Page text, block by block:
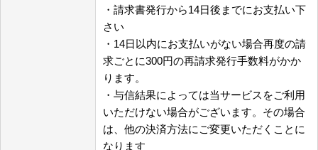
・請求書発行から14日後までにお支払い下
さい
・14日以内にお支払いがない場合再度の請
求ごとに300円の再請求発行手数料がかか
ります。
・与信結果によっては当サービスをご利用
いただけない場合がございます。その場合
は、他の決済方法にご変更いただくことに
なります